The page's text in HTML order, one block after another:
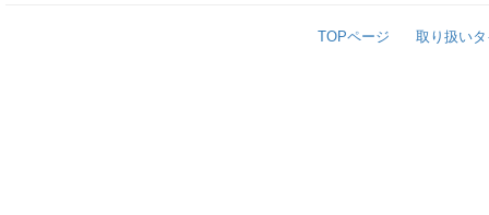
TOPページ 取り扱い